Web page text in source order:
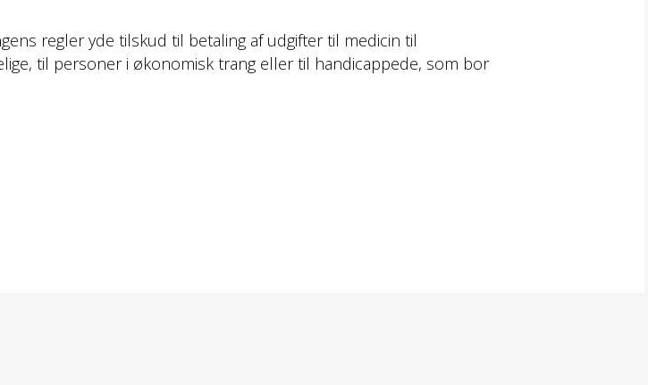
regler yde tilskud til betaling af udgifter til medicin til
til personer i økonomisk trang eller til handicappede, som bor